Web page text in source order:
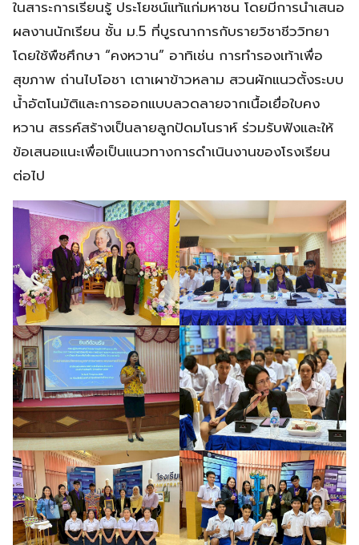
ในสาระการเรียนรู้ ประโยชน์แท้แก่มหาชน โดยมีการนำเสนอ
ผลงานนักเรียน ชั้น ม.5 ที่บูรณาการกับรายวิชาชีววิทยา
โดยใช้พืชศึกษา “คงหวาน” อาทิเช่น การทำรองเท้าเพื่อ
สุขภาพ ถ่านไบโอชา เตาเผาข้าวหลาม สวนผักแนวตั้งระบบ
น้ำอัตโนมัติและการออกแบบลวดลายจากเนื้อเยื่อใบคง
หวาน สรรค์สร้างเป็นลายลูกปัดมโนราห์ ร่วมรับฟังและให้
ข้อเสนอแนะเพื่อเป็นแนวทางการดำเนินงานของโรงเรียน
ต่อไป